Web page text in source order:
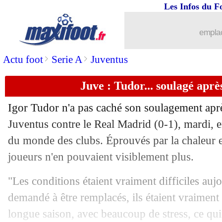
Actu foot> Serie A> Juventus
Les Infos du
Juve : Tudor... soulagé
Igor Tudor n'a pas caché son soulagement
Juventus contre le Real Madrid (0-1), mardi,
du monde des clubs. Éprouvés par la chaleur
joueurs n'en pouvaient visiblement plus.
"Les conditions étaient vraiment difficiles
demandé à être remplacés, ils étaient
longue saison, avec beaucoup de stress, ce
Leverkusen
02/07 Milan
02/07 Lyon: la Roma pense aussi à
02/07 Bologne : Bernardeschi en approche
02/07 Lazio: Tchaouna à Burnley pour 15
02/07 OM: concurrence italienne pour
02/07 Cremonese: Nicola sur le banc
02/07 Everton: Branthwaite jusqu'en 2030